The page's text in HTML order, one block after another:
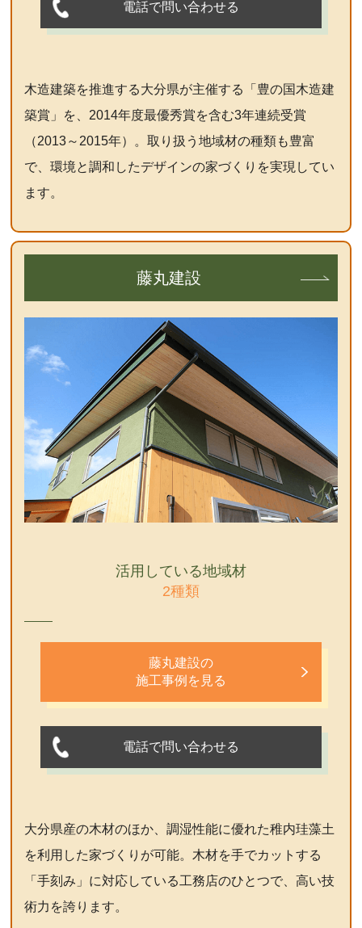
電話で問い合わせる
木造建築を推進する大分県が主催する「豊の国木造建
築賞」を、2014年度最優秀賞を含む3年連続受賞
（2013～2015年）。取り扱う地域材の種類も豊富
で、環境と調和したデザインの家づくりを実現してい
ます。
藤丸建設
活用している地域材
2種類
藤丸建設の
施工事例を見る
電話で問い合わせる
大分県産の木材のほか、調湿性能に優れた稚内珪藻土
を利用した家づくりが可能。木材を手でカットする
「手刻み」に対応している工務店のひとつで、高い技
術力を誇ります。